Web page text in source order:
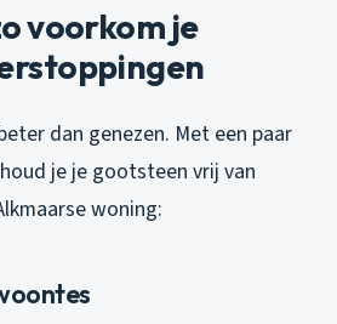
voorkom je
dan genezen. Met een paar
je je gootsteen vrij van
woning: